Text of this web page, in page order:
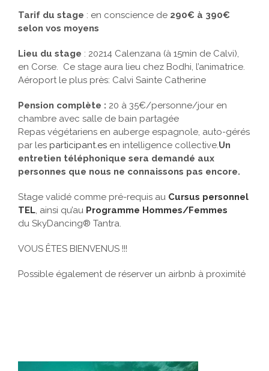
mai)
Tarif du stage: en conscience de
selon vos moyens
Lieu du stage: 20214 Calenzana (à 15min de Calvi),
en Corse. Ce stage aura lieu chez Bodhi, l’animatrice.
Aéroport le plus près: Calvi Sainte Catherine
Pension complète :20 à 35€/personne/jour en
chambre avec salle de bain partagée
Repas végétariens en auberge espagnole, auto-gérés
par lesparticipant.esen intelligence collective.
entretien téléphonique sera demandé aux
personnes que nous ne connaissons pas encore.
Stage validé comme pré-requis auCursus personnel
TEL, ainsi qu’auProgramme Hommes/Femmes
du SkyDancing® Tantra.
VOUS ÊTES BIENVENUS !!!